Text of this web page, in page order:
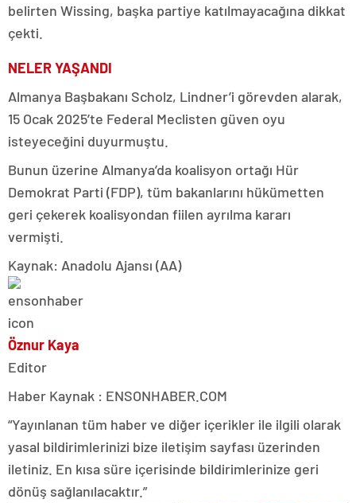
belirten Wissing, başka partiye katılmayacağına dikkat
çekti.
NELER YAŞANDI
Almanya Başbakanı Scholz, Lindner’i görevden alarak,
15 Ocak 2025’te Federal Meclisten güven oyu
isteyeceğini duyurmuştu.
Bunun üzerine Almanya’da koalisyon ortağı Hür
Demokrat Parti (FDP), tüm bakanlarını hükümetten
geri çekerek koalisyondan fiilen ayrılma kararı
vermişti.
Kaynak: Anadolu Ajansı (AA)
Öznur Kaya
Editor
Haber Kaynak : ENSONHABER.COM
“Yayınlanan tüm haber ve diğer içerikler ile ilgili olarak
yasal bildirimlerinizi bize iletişim sayfası üzerinden
iletiniz. En kısa süre içerisinde bildirimlerinize geri
dönüş sağlanılacaktır.”